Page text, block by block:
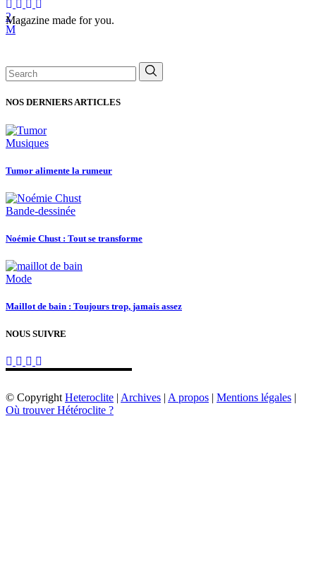
Magazine made for you.
Search
for:
NOS DERNIERS ARTICLES
Musiques
Tumor alimente la rumeur
Bande-dessinée
Noémie Chust : Tout se transforme
Mode
Maillot de bain : Toujours trop, jamais assez
NOUS SUIVRE
© Copyright Heteroclite | Archives | A propos | Mentions légales |
Où trouver Hétéroclite ?